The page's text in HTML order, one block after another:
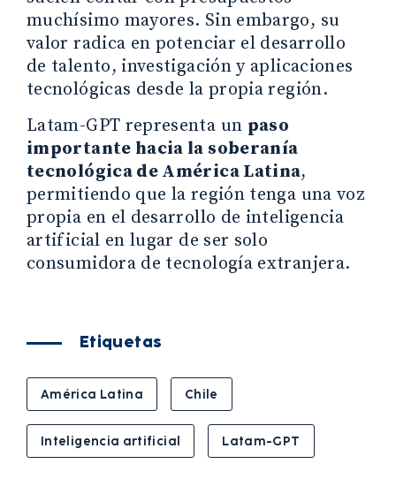
muchísimo mayores. Sin embargo, su
valor radica en potenciar el desarrollo
de talento, investigación y aplicaciones
tecnológicas desde la propia región.
Latam-GPT representa un paso
importante hacia la soberanía
tecnológica de América Latina,
permitiendo que la región tenga una voz
propia en el desarrollo de inteligencia
artificial en lugar de ser solo
consumidora de tecnología extranjera.
Etiquetas
América Latina Chile
Inteligencia artificial Latam-GPT